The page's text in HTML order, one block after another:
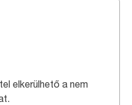
elkerülhető a nem